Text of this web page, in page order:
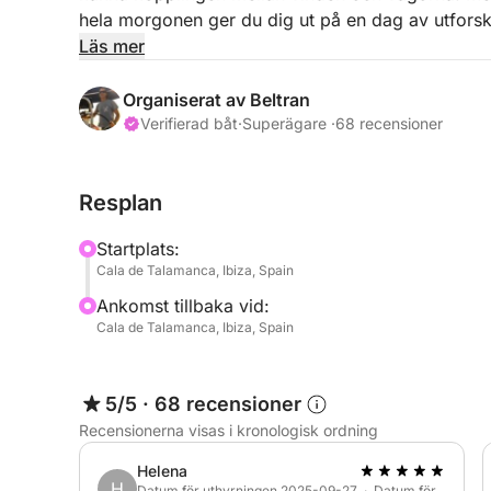
hela morgonen ger du dig ut på en dag av
är en personlig resa där själva resan står i
vatten under våra stopp. Din professionella
att göra bokningen enklare ingår bränsle redan i
betalas direkt i hamnen.
Läs mer
Organiserat av Beltran
Verifierad båt·Superägare ·68 recensioner
Resplan
Startplats:
Cala de Talamanca, Ibiza, Spain
Ankomst tillbaka vid:
Cala de Talamanca, Ibiza, Spain
5/5 · 68 recensioner
Recensionerna visas i kronologisk ordning
Helena